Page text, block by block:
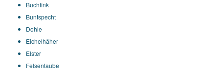
Buchfink
Buntspecht
Dohle
Eichelhäher
Elster
Felsentaube